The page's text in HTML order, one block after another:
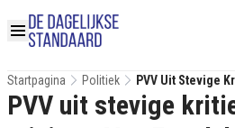
Startpagina Politiek
PVV Uit Stevige
Engelshoven Na
Geen Oordelaar
PVV uit stevige